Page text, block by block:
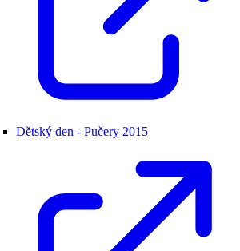
Dětský den - Pučery 2015